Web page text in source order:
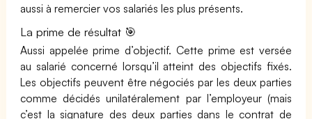
aussi à remercier vos salariés les plus présents.
La prime de résultat 🎯
Aussi appelée prime d’objectif. Cette prime est versée
au salarié concerné lorsqu’il atteint des objectifs fixés.
Les objectifs peuvent être négociés par les deux parties
comme décidés unilatéralement par l’employeur (mais
c’est la signature des deux parties dans le contrat de